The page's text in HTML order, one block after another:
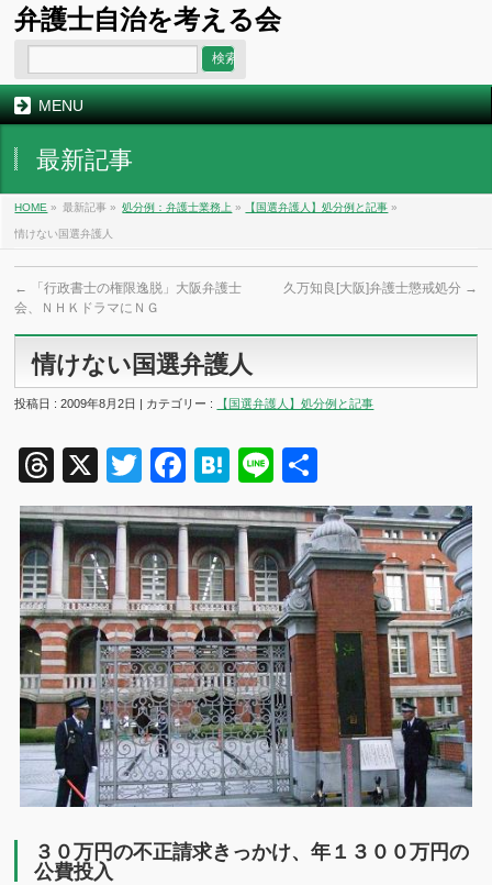
弁護士自治を考える会
MENU
最新記事
HOME » 最新記事 » 処分例：弁護士業務上 » 【国選弁護人】処分例と記事 »
情けない国選弁護人
←
「行政書士の権限逸脱」大阪弁護士
会、ＮＨＫドラマにＮＧ
久万知良[大阪]弁護士懲戒処分 →
情けない国選弁護人
投稿日 : 2009年8月2日 | カテゴリー : 【国選弁護人】処分例と記事
Threads
X TwitterFacebook
Hatena
Line
有
３０万円の不正請求きっかけ、年１３００万円の
公費投入